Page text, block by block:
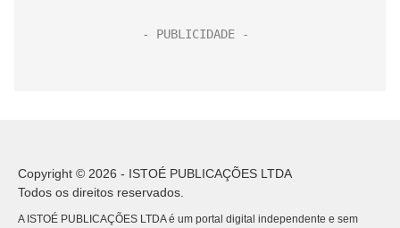
Copyright © 2026 - ISTOÉ PUBLICAÇÕES LTDA
Todos os direitos reservados.
A ISTOÉ PUBLICAÇÕES LTDA é um portal digital independente e sem